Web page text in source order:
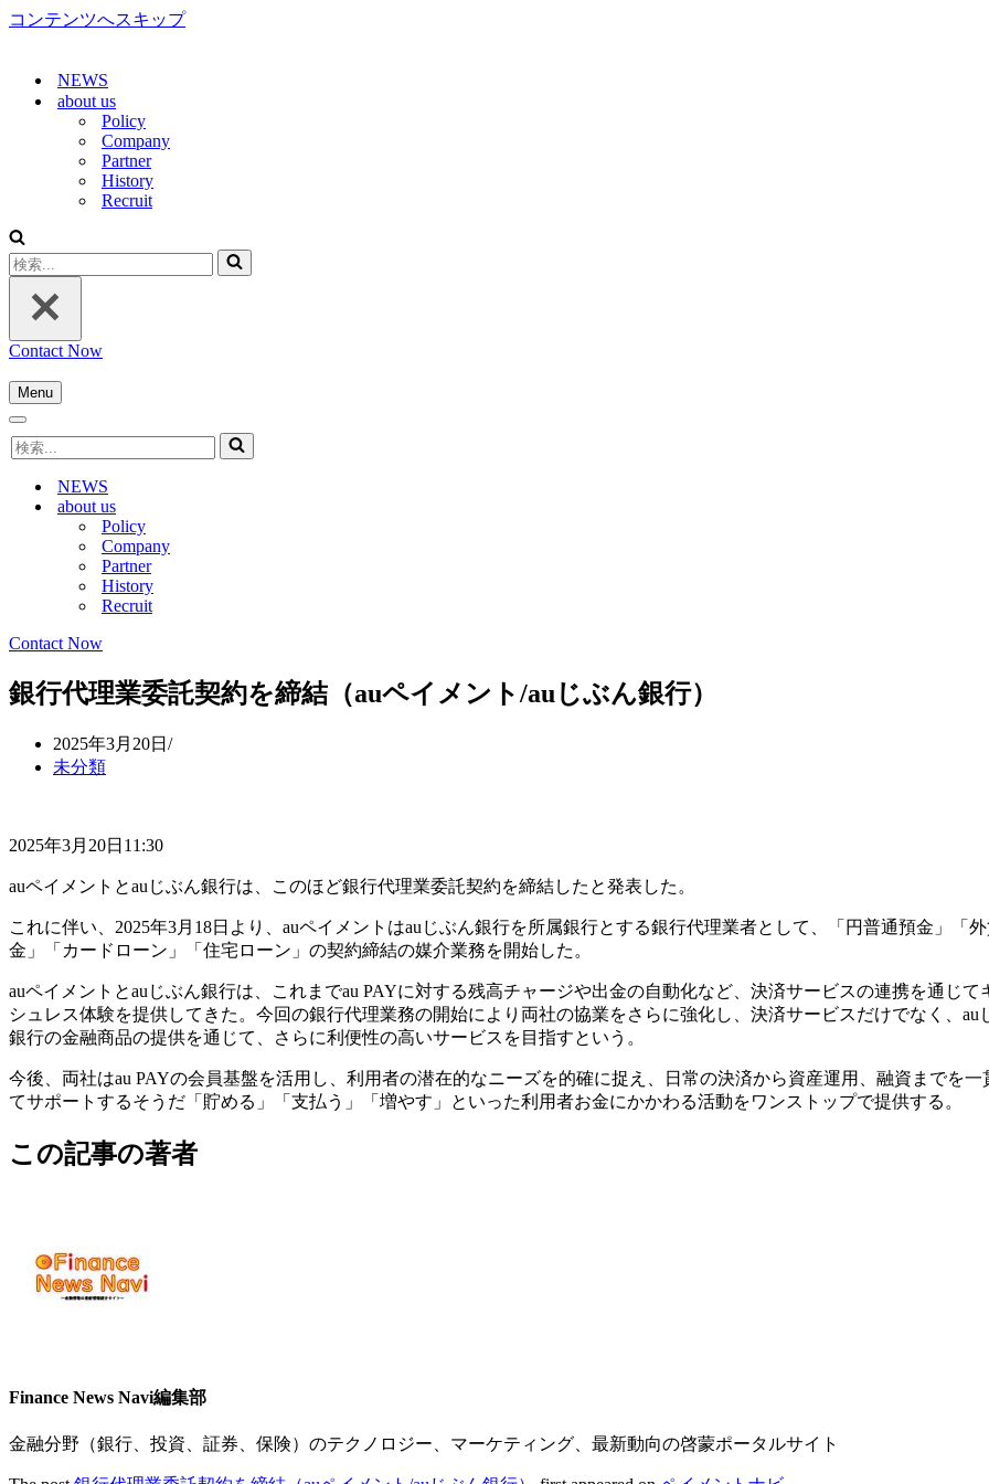
コンテンツへスキップ
NEWS
about us
Policy
Company
Partner
History
Recruit
検
索...
Contact Now
Menu
ナ
ゲ
シ
ョ
ナ
ビ
検
索...
NEWS
about us
Policy
Company
Partner
History
Recruit
Contact Now
銀行代理業委託契約を締結（auペイメント/auじぶん銀行）
2025年3月20日
未分類
2025年3月20日11:30
auペイメントとauじぶん銀行は、このほど銀行代理業委託契約を締結したと発表した。
これに伴い、2025年3月18日より、auペイメントはauじぶん銀行を所属銀行とする銀行代理業者として、「円普通預金」「
金」「カードローン」「住宅ローン」の契約締結の媒介業務を開始した。
auペイメントとauじぶん銀行は、これまでau PAYに対する残高チャージや出金の自動化など、決済サービスの連携を通じて
シュレス体験を提供してきた。今回の銀行代理業務の開始により両社の協業をさらに強化し、決済サービスだけでなく、au
銀行の金融商品の提供を通じて、さらに利便性の高いサービスを目指すという。
今後、両社はau PAYの会員基盤を活用し、利用者の潜在的なニーズを的確に捉え、日常の決済から資産運用、融資までを一
てサポートするそうだ「貯める」「支払う」「増やす」といった利用者お金にかかわる活動をワンストップで提供する。
この記事の著者
Finance News Navi編集部
金融分野（銀行、投資、証券、保険）のテクノロジー、マーケティング、最新動向の啓蒙ポータルサイト